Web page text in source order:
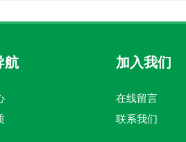
航 加入我们
在线留言
联系我们